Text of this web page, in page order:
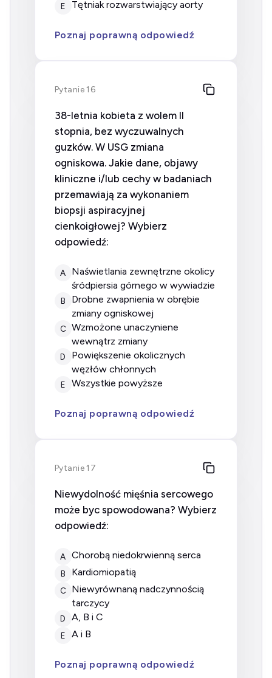
E tętniak rozwarstwiający aorty
Poznaj poprawną odpowiedź
Pytanie 16
38-letnia kobieta z wolem II
stopnia, bez wyczuwalnych
guzków. W USG zmiana
ogniskowa. Jakie dane, objawy
kliniczne i/lub cechy w badaniach
przemawiają za wykonaniem
biopsji aspiracyjnej
cienkoigłowej? Wybierz
odpowiedź:
A
naświetlania zewnętrzne okolicy
śródpiersia górnego w wywiadzie
B
drobne zwapnienia w obrębie
zmiany ogniskowej
C wzmożone unaczyniene
wewnątrz zmiany
D
powiększenie okolicznych
węzłów chłonnych
E wszystkie powyższe
Poznaj poprawną odpowiedź
Pytanie 17
Niewydolność mięśnia sercowego
może byc spowodowana? Wybierz
odpowiedź:
A chorobą niedokrwienną serca
B kardiomiopatią
C
niewyrównaną nadczynnością
tarczycy
D A, B i C
E A i B
Poznaj poprawną odpowiedź